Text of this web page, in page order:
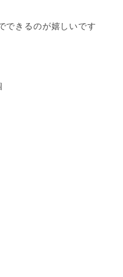
できるのが嬉しいです